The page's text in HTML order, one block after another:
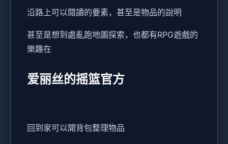
沿路上可以閱讀的要素，甚至是物品的說明
甚至是想到處亂跑地圖探索，也都有RPG遊戲的
樂趣在
爱丽丝的摇篮官方
回到家可以開背包整理物品